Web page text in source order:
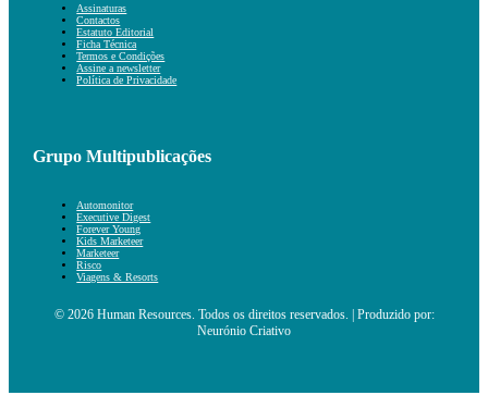
Assinaturas
Contactos
Estatuto Editorial
Ficha Técnica
Termos e Condições
Assine a newsletter
Política de Privacidade
Grupo Multipublicações
Automonitor
Executive Digest
Forever Young
Kids Marketeer
Marketeer
Risco
Viagens & Resorts
© 2026 Human Resources. Todos os direitos reservados. | Produzido por:
Neurónio Criativo